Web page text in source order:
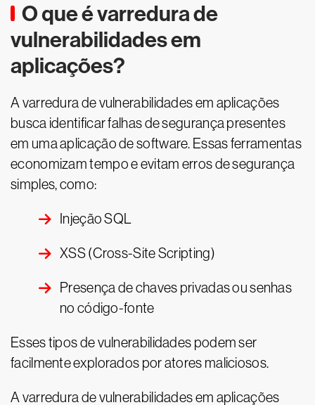
O que é varredura de
vulnerabilidades em
aplicações?
A varredura de vulnerabilidades em aplicações
busca identificar falhas de segurança presentes
em uma aplicação de software. Essas ferramentas
economizam tempo e evitam erros de segurança
simples, como:
Injeção SQL
XSS (Cross-Site Scripting)
Presença de chaves privadas ou senhas
no código-fonte
Esses tipos de vulnerabilidades podem ser
facilmente explorados por atores maliciosos.
A varredura de vulnerabilidades em aplicações